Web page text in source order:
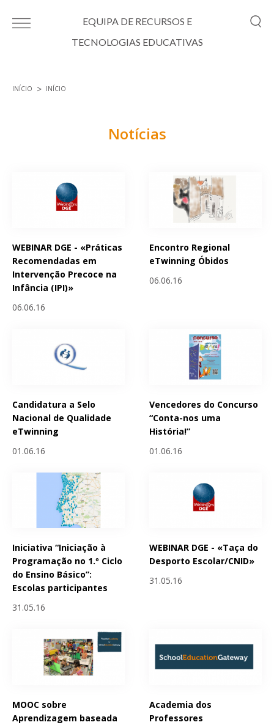
EQUIPA DE RECURSOS E
TECNOLOGIAS EDUCATIVAS
INÍCIO INÍCIO
Notícias
WEBINAR DGE - «Práticas
Recomendadas em
Intervenção Precoce na
Infância (IPI)»
06.06.16
Encontro Regional
eTwinning Óbidos
06.06.16
Candidatura a Selo
Nacional de Qualidade
eTwinning
01.06.16
Vencedores do Concurso
“Conta-nos uma
História!”
01.06.16
Iniciativa “Iniciação à
Programação no 1.º Ciclo
do Ensino Básico”:
Escolas participantes
31.05.16
WEBINAR DGE - «Taça do
Desporto Escolar/CNID»
31.05.16
MOOC sobre
Aprendizagem baseada
Academia dos
Professores
Páginas